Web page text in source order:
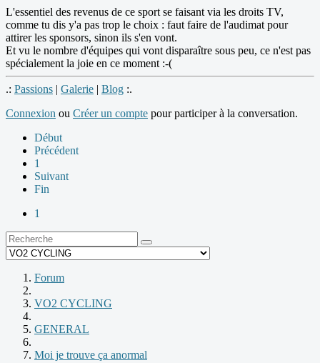
L'essentiel des revenus de ce sport se faisant via les droits TV,
comme tu dis y'a pas trop le choix : faut faire de l'audimat pour
attirer les sponsors, sinon ils s'en vont.
Et vu le nombre d'équipes qui vont disparaître sous peu, ce n'est pas
spécialement la joie en ce moment :-(
.: Passions | Galerie | Blog :.
Connexion ou Créer un compte pour participer à la conversation.
Début
Précédent
1
Suivant
Fin
1
Forum
VO2 CYCLING
GENERAL
Moi je trouve ça anormal